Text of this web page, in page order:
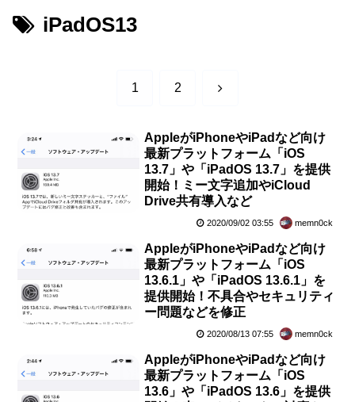
iPadOS13
1 2 次
AppleがiPhoneやiPadなど向け
最新プラットフォーム「iOS
13.7」や「iPadOS 13.7」を提供
開始！ミー文字追加やiCloud
Drive共有導入など
2020/09/02 03:55 memn0ck
AppleがiPhoneやiPadなど向け
最新プラットフォーム「iOS
13.6.1」や「iPadOS 13.6.1」を
提供開始！不具合やセキュリティ
ー問題などを修正
2020/08/13 07:55 memn0ck
AppleがiPhoneやiPadなど向け
最新プラットフォーム「iOS
13.6」や「iPadOS 13.6」を提供